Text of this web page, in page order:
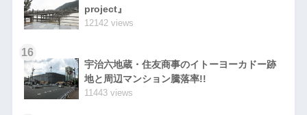
project』
12142 views
16
宇治六地蔵・住友商事のイトーヨーカドー跡
地と周辺マンション騰落率!!
11443 views